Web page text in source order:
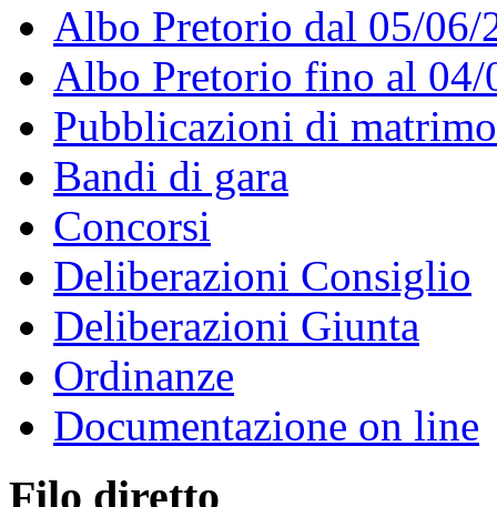
Albo Pretorio dal 05/06/
Albo Pretorio fino al 04/
Pubblicazioni di
Bandi di gara
Concorsi
Deliberazioni Consiglio
Deliberazioni Giunta
Ordinanze
Documentazione on line
Filo diretto